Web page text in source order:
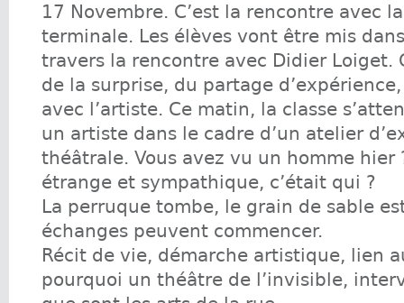
17 Novembre. C’est la rencontre avec
terminale. Les élèves vont être mis
travers la rencontre avec Didier Loiget.
de la surprise, du partage
avec l’artiste. Ce matin, la classe
un artiste dans le cadre d’un atelier
théâtrale. Vous avez vu un homme hier
étrange et sympathique, c’était qui ?
La perruque tombe, le grain de sable
échanges peuvent commencer.
Récit de vie, démarche artistique, lien
pourquoi un théâtre de l’invisible,